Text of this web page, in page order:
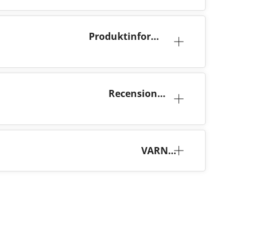
Produktinforma
Recensioner
VARNI